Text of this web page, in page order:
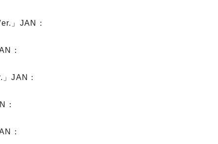
」JAN：
：
JAN：
：
：